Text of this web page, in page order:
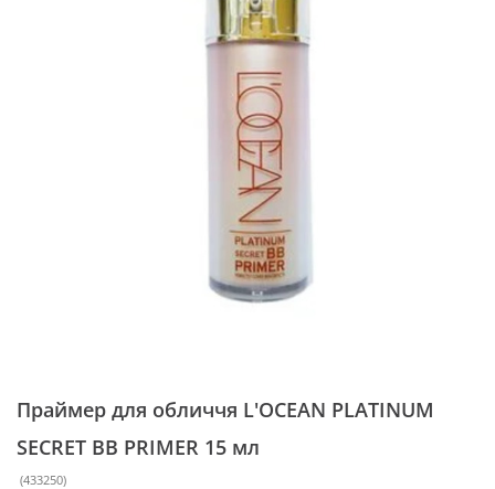
Праймер для обличчя L'OCEAN PLATINUM
SECRET BB PRIMER 15 мл
(433250)